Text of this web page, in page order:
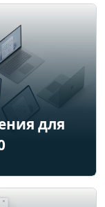
для